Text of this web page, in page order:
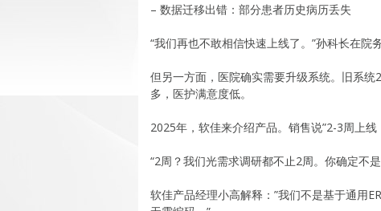
– 数据迁移出错：部分患者历史病历丢失
“我们再也不敢相信快速上线了。”孙科长在院
但另一方面，医院确实需要升级系统。旧系
多，医护满意度低。
2025年，软佳来介绍产品。销售说”2-3周上线
“2周？我们光需求调研都不止2周。你确定不
软佳产品经理小高解释：”我们不是基于通用